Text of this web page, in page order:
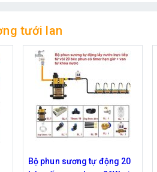
tưới lan
Bộ phun sương tự động 20